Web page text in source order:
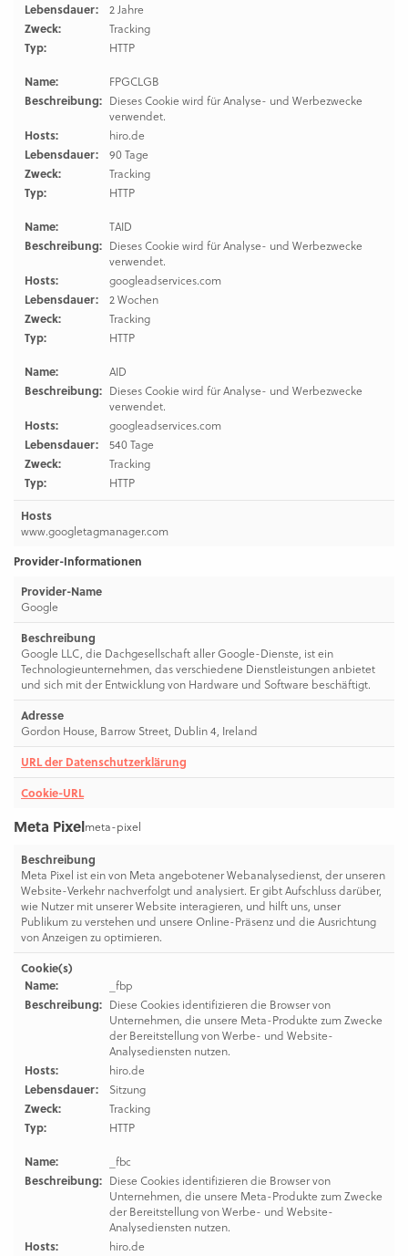
Lebensdauer:
2 Jahre
Zweck:
Tracking
Typ:
HTTP
Name:
FPGCLGB
Beschreibung: Dieses Cookie wird für Analyse- und Werbezwecke
verwendet.
Hosts:
hiro.de
Lebensdauer:
90 Tage
Zweck:
Tracking
Typ:
HTTP
Name:
TAID
Beschreibung: Dieses Cookie wird für Analyse- und Werbezwecke
verwendet.
Hosts:
googleadservices.com
Lebensdauer:
2 Wochen
Zweck:
Tracking
Typ:
HTTP
Name:
AID
Beschreibung: Dieses Cookie wird für Analyse- und Werbezwecke
verwendet.
Hosts:
googleadservices.com
Lebensdauer:
540 Tage
Zweck:
Tracking
Typ:
HTTP
Hosts
www.googletagmanager.com
Provider-Informationen
Provider-Name
Google
Beschreibung
Google LLC, die Dachgesellschaft aller Google-Dienste, ist ein
Technologieunternehmen, das verschiedene Dienstleistungen anbietet
und sich mit der Entwicklung von Hardware und Software beschäftigt.
Adresse
Gordon House, Barrow Street, Dublin 4, Ireland
URL der Datenschutzerklärung
Cookie-URL
Meta Pixelmeta-pixel
Beschreibung
Meta Pixel ist ein von Meta angebotener Webanalysedienst, der unseren
Website-Verkehr nachverfolgt und analysiert. Er gibt Aufschluss darüber,
wie Nutzer mit unserer Website interagieren, und hilft uns, unser
Publikum zu verstehen und unsere Online-Präsenz und die Ausrichtung
von Anzeigen zu optimieren.
Cookie(s)
Name:
_fbp
Beschreibung: Diese Cookies identifizieren die Browser von
Unternehmen, die unsere Meta-Produkte zum Zwecke
der Bereitstellung von Werbe- und Website-
Analysediensten nutzen.
Hosts:
hiro.de
Lebensdauer:
Sitzung
Zweck:
Tracking
Typ:
HTTP
Name:
_fbc
Beschreibung: Diese Cookies identifizieren die Browser von
Unternehmen, die unsere Meta-Produkte zum Zwecke
der Bereitstellung von Werbe- und Website-
Analysediensten nutzen.
Hosts:
hiro.de